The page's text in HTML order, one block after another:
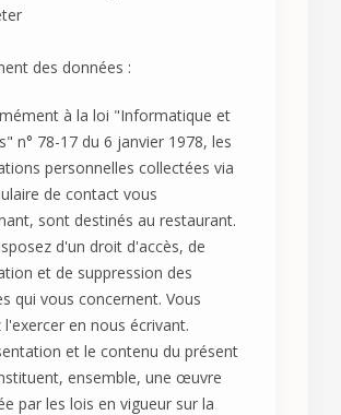
des données :
à la loi "Informatique et
n° 78-17 du 6 janvier 1978, les
personnelles collectées via
de contact vous
sont destinés au restaurant.
d'un droit d'accès, de
et de suppression des
qui vous concernent. Vous
l'exercer en nous écrivant.
et le contenu du présent
ensemble, une œuvre
par les lois en vigueur sur la